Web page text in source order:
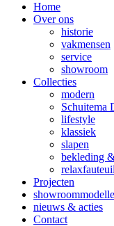
Home
Over ons
historie
vakmensen
service
showroom
Collecties
modern
Schuitema
lifestyle
klassiek
slapen
bekleding
Projecten
nieuws & acties
Contact